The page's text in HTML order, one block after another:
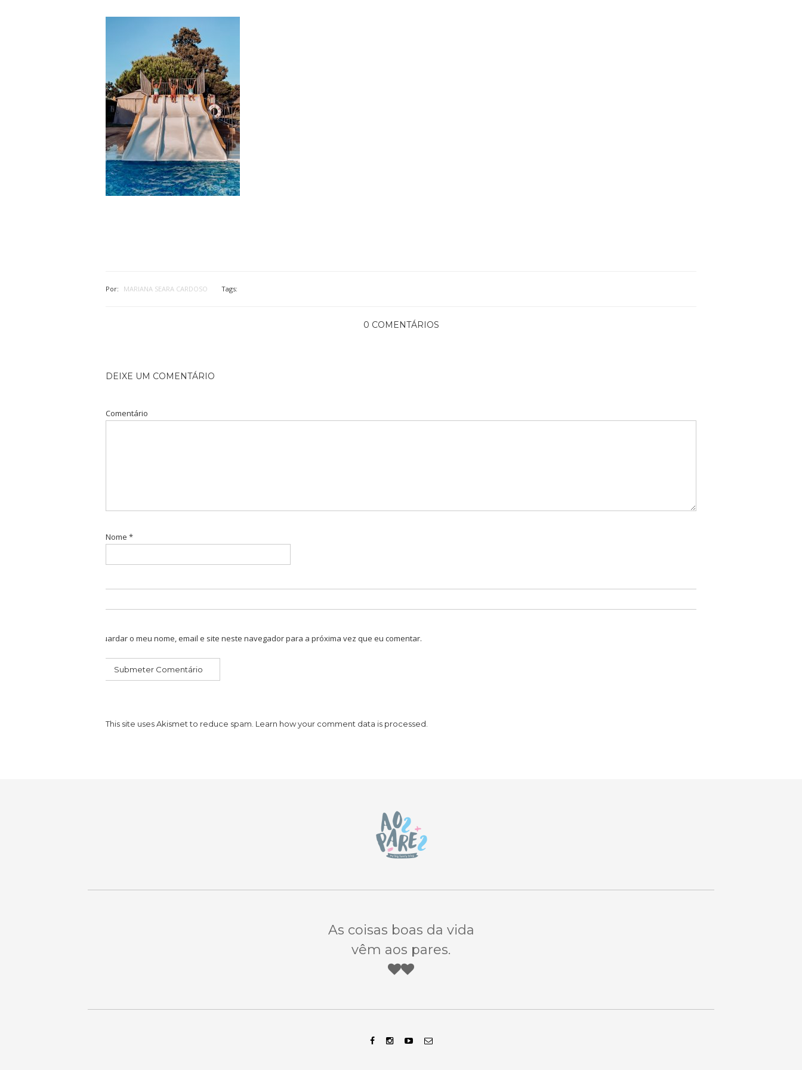
Por: MARIANA SEARA CARDOSO Tags:
0 COMENTÁRIOS
DEIXE UM COMENTÁRIO
Comentário
Nome *
Guardar o meu nome, email e site neste navegador para a próxima vez que eu comentar.
This site uses Akismet to reduce spam. Learn how your comment data is processed.
As coisas boas da vida
vêm aos pares.